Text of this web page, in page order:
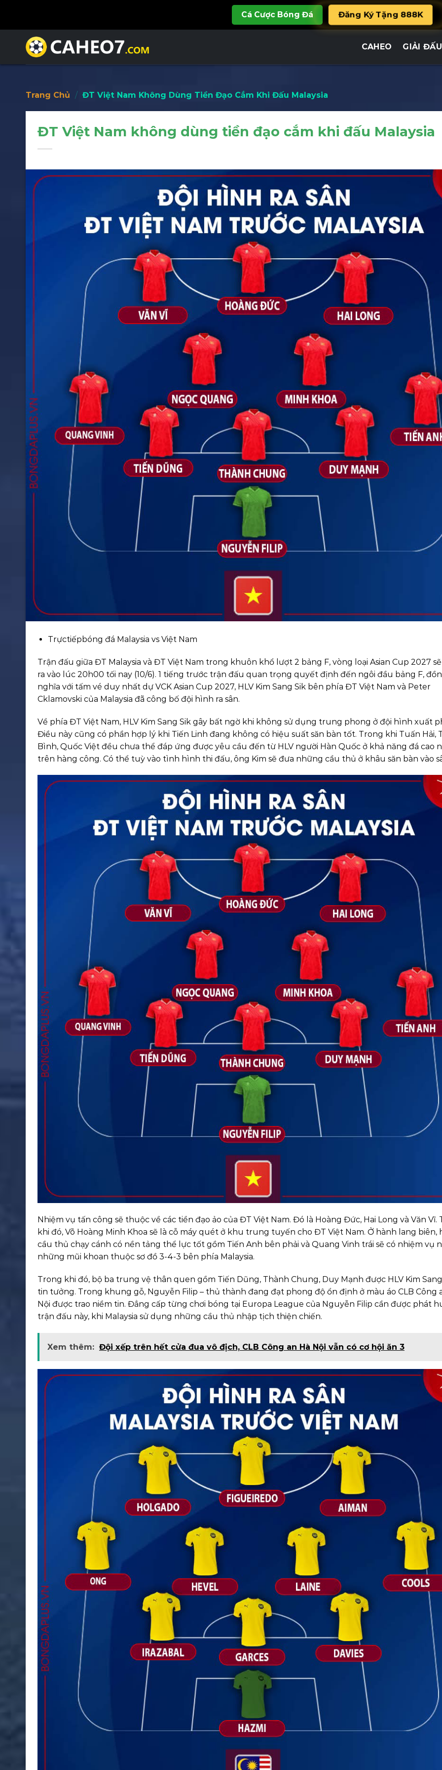
content
Cá Cược Bóng Đá Đăng Ký Tặng 888K
CAHEO GIẢI ĐẤU
Trang Chủ / ĐT Việt Nam Không Dùng Tiền Đạo Cắm Khi Đấu Malaysia
ĐT Việt Nam không dùng tiền đạo cắm khi đấu Malaysia
Trựctiếpbóng đá Malaysia vs Việt Nam
Trận đấu giữa ĐT Malaysia và ĐT Việt Nam trong khuôn khổ lượt 2 bảng F, vòng loại Asian Cup 2027
ra vào lúc 20h00 tối nay (10/6). 1 tiếng trước trận đấu quan trọng quyết định đến ngôi đầu bảng F,
nghĩa với tấm vé duy nhất dự VCK Asian Cup 2027, HLV Kim Sang Sik bên phía ĐT Việt Nam và Peter
Cklamovski của Malaysia đã công bố đội hình ra sân.
Về phía ĐT Việt Nam, HLV Kim Sang Sik gây bất ngờ khi không sử dụng trung phong ở đội hình xuất
Điều này cũng có phần hợp lý khi Tiến Linh đang không có hiệu suất săn bàn tốt. Trong khi Tuấn Hải,
Bình, Quốc Việt đều chưa thể đáp ứng được yêu cầu đến từ HLV người Hàn Quốc ở khả năng đá cao
trên hàng công. Có thể tuỳ vào tình hình thi đấu, ông Kim sẽ đưa những cầu thủ ở khâu săn bàn vào
Nhiệm vụ tấn công sẽ thuộc về các tiền đạo ảo của ĐT Việt Nam. Đó là Hoàng Đức, Hai Long và Văn Vĩ.
khi đó, Võ Hoàng Minh Khoa sẽ là cỗ máy quét ở khu trung tuyến cho ĐT Việt Nam. Ở hành lang biên,
cầu thủ chạy cánh có nền tảng thể lực tốt gồm Tiến Anh bên phải và Quang Vinh trái sẽ có nhiệm vụ
những mũi khoan thuộc sơ đồ 3-4-3 bên phía Malaysia.
Trong khi đó, bộ ba trung vệ thân quen gồm Tiến Dũng, Thành Chung, Duy Mạnh được HLV Kim
tin tưởng. Trong khung gỗ, Nguyễn Filip – thủ thành đang đạt phong độ ổn định ở màu áo CLB Công
Nội được trao niềm tin. Đẳng cấp từng chơi bóng tại Europa League của Nguyễn Filip cần được phát
trận đấu này, khi Malaysia sử dụng những cầu thủ nhập tịch thiện chiến.
Xem thêm: Đội xếp trên hết cửa đua vô địch, CLB Công an Hà Nội vẫn có cơ hội ăn 3